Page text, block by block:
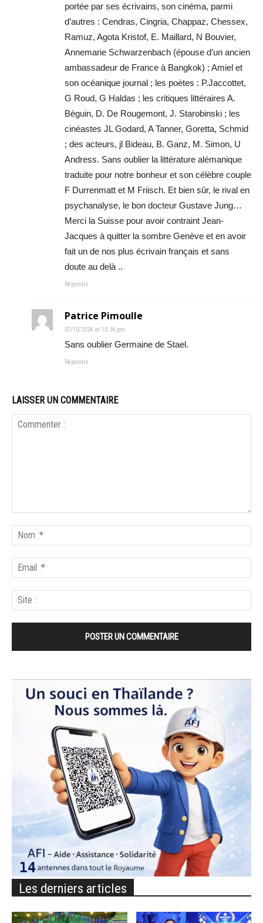
portée par ses écrivains, son cinéma, parmi
d’autres : Cendras, Cingria, Chappaz, Chessex,
Ramuz, Agota Kristof, E. Maillard, N Bouvier,
Annemarie Schwarzenbach (épouse d’un ancien
ambassadeur de France à Bangkok) ; Amiel et
son océanique journal ; les poètes : P.Jaccottet,
G Roud, G Haldas ; les critiques littéraires A.
Béguin, D. De Rougemont, J. Starobinski ; les
cinéastes JL Godard, A Tanner, Goretta, Schmid
; des acteurs, jl Bideau, B. Ganz, M. Simon, U
Andress. Sans oublier la littérature alémanique
traduite pour notre bonheur et son célèbre couple
F Durrenmatt et M Friisch. Et bien sûr, le rival en
psychanalyse, le bon docteur Gustave Jung…
Merci la Suisse pour avoir contraint Jean-
Jacques à quitter la sombre Genève et en avoir
fait un de nos plus écrivain français et sans
doute au delà ..
Répondre
Patrice Pimoulle
07/10/2024 at 10:36 pm
Sans oublier Germaine de Stael.
Répondre
LAISSER UN COMMENTAIRE
Les derniers articles